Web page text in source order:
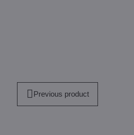
Previous product